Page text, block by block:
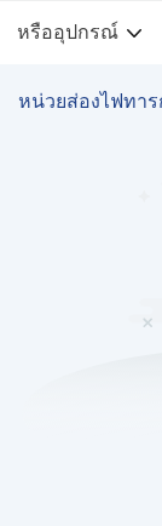
หรืออุปกรณ์
หน่วยส่องไฟทาร